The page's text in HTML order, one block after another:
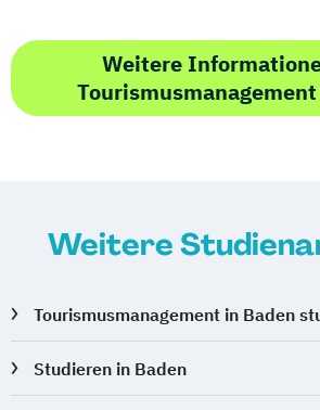
Weitere
Weitere
Tourismusmanagement in Baden
Studieren in Baden